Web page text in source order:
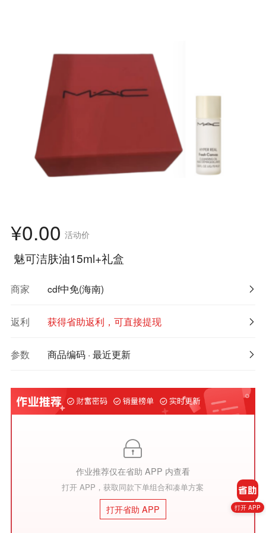
¥0.00 活动价
魅可洁肤油15ml+礼盒
商家 cdf中免(海南)
返利 获得省助返利，可直接提现
参数 商品编码 · 最近更新

作业推荐仅在省助 APP 内查看
打开 APP，获取同款下单组合和凑单方案
打开省助 APP 打开 APP